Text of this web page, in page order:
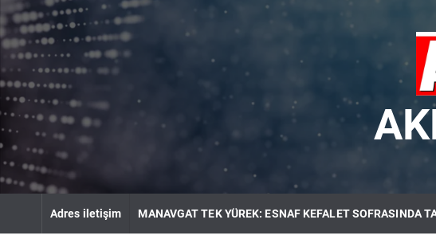
k
t
c
o
n
e
Adres iletişim MANAVGAT TEK YÜREK: ESNAF KEFALET SOFRASINDA